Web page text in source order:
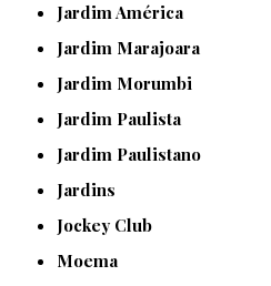
Jardim América
Jardim Marajoara
Jardim Morumbi
Jardim Paulista
Jardim Paulistano
Jardins
Jockey Club
Moema